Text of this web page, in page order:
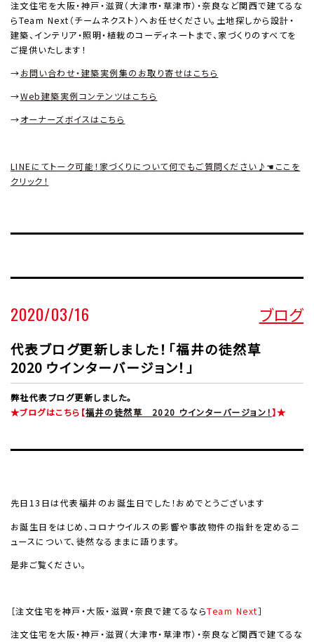
注文住宅を大阪・神戸・滋賀（大津市・草津市）・奈良など関西で建てるな
らTeam Next （チームネクスト）へお任せください。土地探しから設計・
建築、インテリア・照明・植栽のコーディネートまで、家づくりのすべてを
ご提供いたします！
→お問い合わせ・建築実例集のお取り寄せはこちら
→Web建築実例コンテンツはこちら
→オーナーズボイスはこちら
LINEにてトーク可能！家づくりについて何でもご質問ください♪☚ここを
クリック！
2020/03/16 ブログ
代表ブログ更新しました！「福井の徒然草
2020 ウインターバージョン！」
弊社代表ブログ更新しました。
★ブログはこちら【福井の徒然草 2020 ウインターバージョン！】★
先日13日は代表福井のお誕生日でした！おめでとうございます
お誕生日をはじめ、コロナウイルスの影響や事故物件の指針を定めるニ
ュースについて、徒然なるままに語ります。
是非ご覧ください。
［注文住宅を神戸・大阪・滋賀・奈良で建てるならTeam Next］
注文住宅を大阪・神戸・滋賀（大津市・草津市）・奈良など関西で建てるな